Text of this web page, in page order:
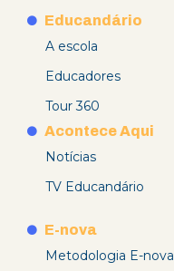
Educandário
A escola
Educadores
Tour 360
Acontece Aqui
Notícias
TV Educandário
E-nova
Metodologia E-nova